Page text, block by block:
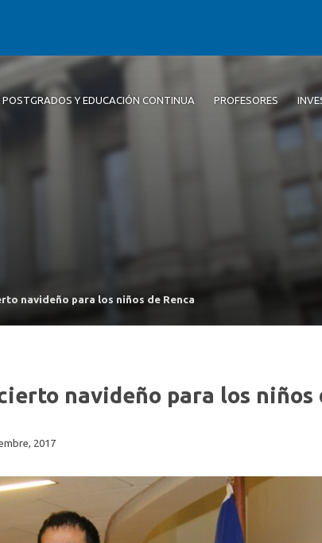
POSTGRADOS Y EDUCACIÓN CONTINUA PROFESORES
navideño para los niños de Renca
navideño para los niños
2017